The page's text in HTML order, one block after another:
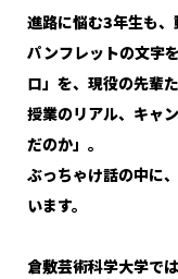
進路に悩む3年生も、
パンフレットの文字
ロ」を、現役の先輩
授業のリアル、キャ
だのか」。
ぶっちゃけ話の中に
います。
倉敷芸術科学大学で